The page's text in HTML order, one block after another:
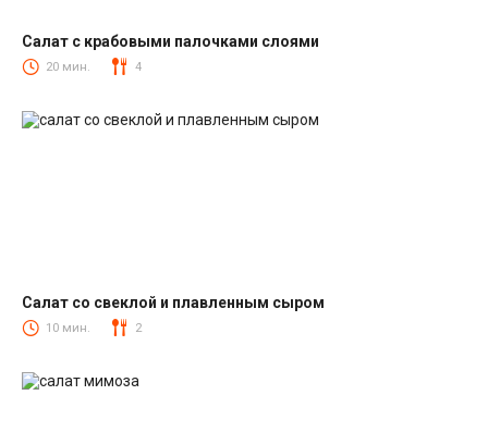
Салаты с крабовыми палочками
Салат с крабовыми палочками слоями
20 мин. 4
Салаты со свеклой
Салат со свеклой и плавленным сыром
10 мин. 2